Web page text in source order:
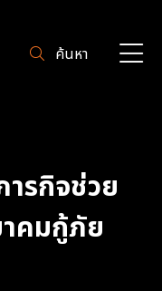
ค้นหา
รกิจช่วย
คมกู้ภัย